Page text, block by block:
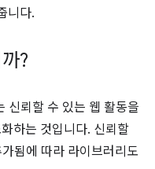
니다.
?
뢰할 수 있는 웹 활동을
하는 것입니다. 신뢰할
됨에 따라 라이브러리도